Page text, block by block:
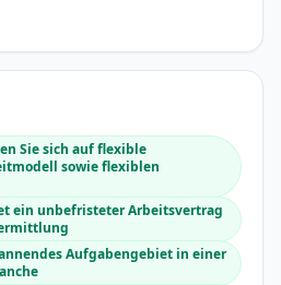
Sie sich auf flexible
sowie flexiblen
ein unbefristeter Arbeitsvertrag
Aufgabengebiet in einer